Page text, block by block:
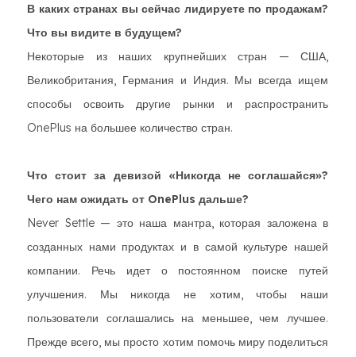
В каких странах вы сейчас лидируете по продажам?
Что вы видите в будущем?
Некоторые из наших крупнейших стран — США,
Великобритания, Германия и Индия. Мы всегда ищем
способы освоить другие рынки и распространить
OnePlus на большее количество стран.
Что стоит за девизой «Никогда не соглашайся»?
Чего нам ожидать от OnePlus дальше?
Never Settle — это наша мантра, которая заложена в
созданных нами продуктах и в самой культуре нашей
компании. Речь идет о постоянном поиске путей
улучшения. Мы никогда не хотим, чтобы наши
пользователи соглашались на меньшее, чем лучшее.
Прежде всего, мы просто хотим помочь миру поделиться